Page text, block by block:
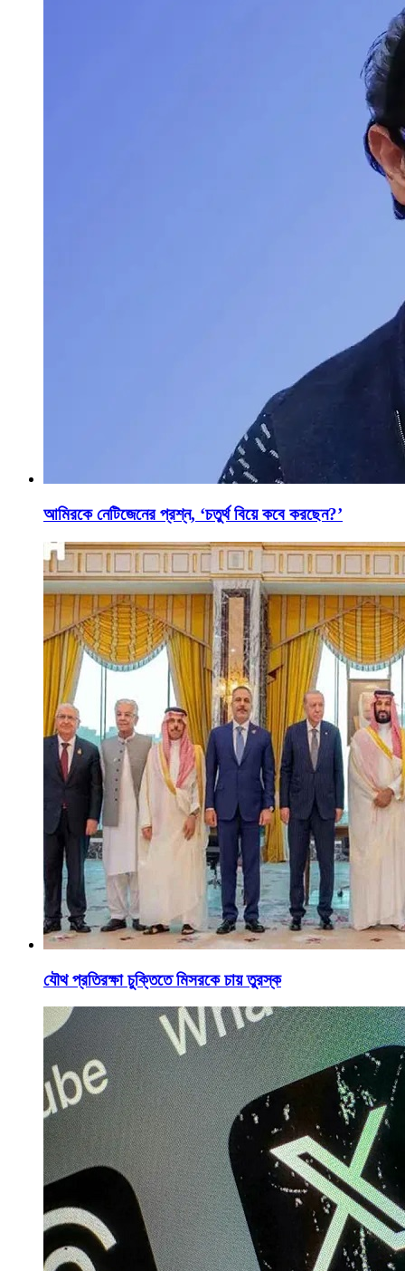
আমিরকে নেটিজেনের প্রশ্ন, ‘চতুর্থ বিয়ে কবে করছেন?’
যৌথ প্রতিরক্ষা চুক্তিতে মিসরকে চায় তুরস্ক